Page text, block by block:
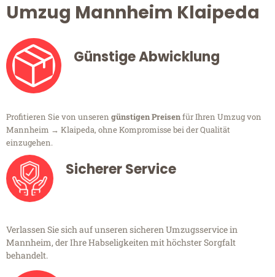
Umzug Mannheim Klaipeda
Günstige Abwicklung
Profitieren Sie von unseren günstigen Preisenfür Ihren Umzug von
Mannheim → Klaipeda, ohne Kompromisse bei der Qualität
einzugehen.
Sicherer Service
Verlassen Sie sich auf unseren sicheren Umzugsservice in
Mannheim, der Ihre Habseligkeiten mit höchster Sorgfalt
behandelt.